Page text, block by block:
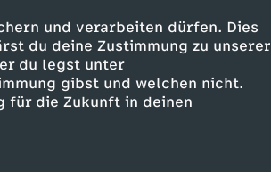
und verarbeiten dürfen. Dies
du deine Zustimmung zu unserer
du legst unter
gibst und welchen nicht.
für die Zukunft in deinen